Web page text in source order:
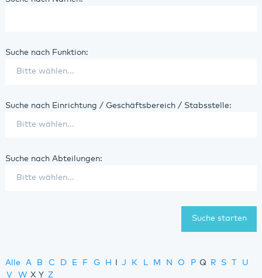
Suche nach Funktion:
Suche nach Einrichtung / Geschäftsbereich / Stabsstelle:
Suche nach Abteilungen:
Alle A B C D E F G H J K L M N O P Q R S
U
V
W X Y Z